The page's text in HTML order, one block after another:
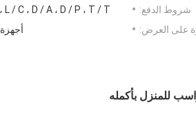
شروط الدفع:
L / C ، D / A ، D / P ، T / T ، ويسترن يونيون
على العرض:
أجهزة 150000 شهريا